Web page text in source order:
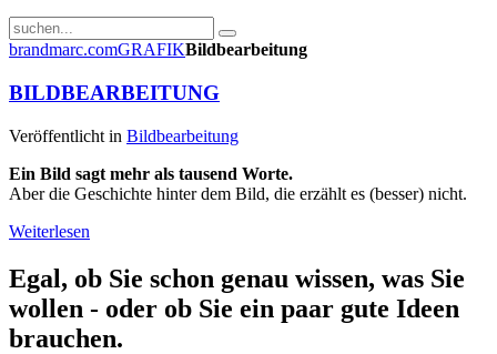
brandmarc.comGRAFIKBildbearbeitung
BILDBEARBEITUNG
Veröffentlicht in Bildbearbeitung
Ein Bild sagt mehr als tausend Worte.
Aber die Geschichte hinter dem Bild, die erzählt es (besser) nicht.
Weiterlesen
Egal, ob Sie schon genau wissen, was Sie
wollen - oder ob Sie ein paar gute Ideen
brauchen.